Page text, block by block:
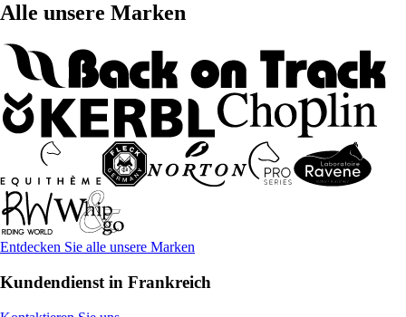
Alle unsere Marken
Entdecken Sie alle unsere Marken
Kundendienst in Frankreich